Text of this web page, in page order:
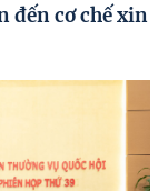
đến cơ chế xin